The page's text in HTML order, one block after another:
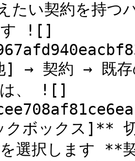
い契約を持つ
す ![]
→ 契約 → 既存
ボックス]** 切
を選択します **